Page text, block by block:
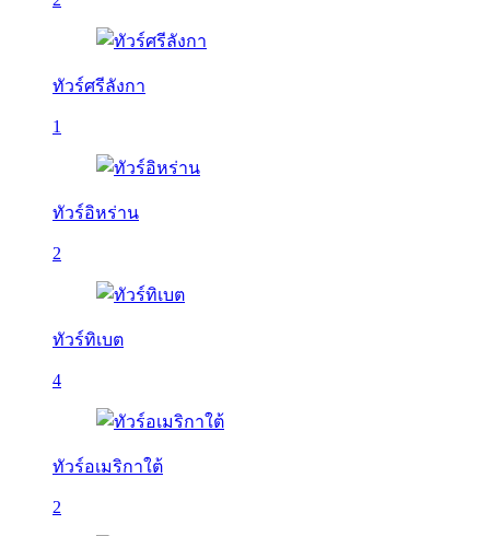
ทัวร์ศรีลังกา
1
ทัวร์อิหร่าน
2
ทัวร์ทิเบต
4
ทัวร์อเมริกาใต้
2